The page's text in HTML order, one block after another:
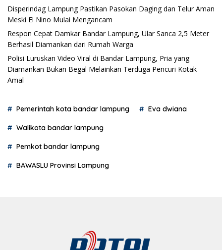
Disperindag Lampung Pastikan Pasokan Daging dan Telur Aman
Meski El Nino Mulai Mengancam
Respon Cepat Damkar Bandar Lampung, Ular Sanca 2,5 Meter
Berhasil Diamankan dari Rumah Warga
Polisi Luruskan Video Viral di Bandar Lampung, Pria yang
Diamankan Bukan Begal Melainkan Terduga Pencuri Kotak
Amal
Pemerintah kota bandar lampung Eva dwiana
Walikota bandar lampung
Pemkot bandar lampung
BAWASLU Provinsi Lampung